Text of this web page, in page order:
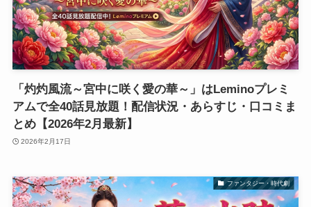
「灼灼風流～宮中に咲く愛の華～」はLeminoプレミ
アムで全40話見放題！配信状況・あらすじ・口コミま
とめ【2026年2月最新】
2026年2月17日
ファンタジー・時代劇